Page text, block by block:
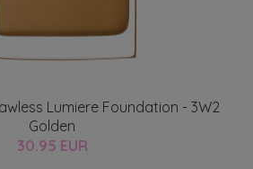
Lumiere Foundation - 3W2
Golden
30.95 EUR